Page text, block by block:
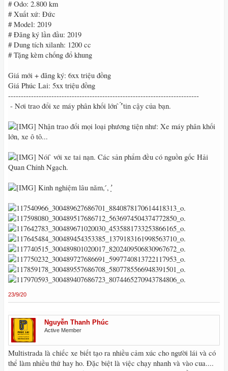
# Odo: 2.800 km
# Xuất xứ: Đức
# Model: 2019
# Đăng ký lần đầu: 2019
# Dung tích xilanh: 1200 cc
# Tặng kèm chống đổ khung
Giá mới + đăng ký: 6xx triệu đồng
Giá Phúc Lai: 5xx triệu đồng
---------------------------------------------------------------------------
́ - Nơi trao đổi xe máy phân khối lớn ̂ ̛̛́ tin cậy của bạn.
Nhận trao đổi mọi loại phương tiện như: Xe máy phân khối
lớn, xe ô tô...
Nói ̂ với xe tai nạn. Các sản phẩm đều có nguồn gốc Hải
Quan Chính Ngạch.
Kinh nghiệm lâu năm, ́, ̛̣
23/9/20
Nguyễn Thanh Phúc
Active Member
Multistrada là chiếc xe biết tạo ra nhiều cảm xúc cho người lái và có
thể làm nhiều thứ hay ho. Đặc biệt là việc chạy nhanh và vào cua....